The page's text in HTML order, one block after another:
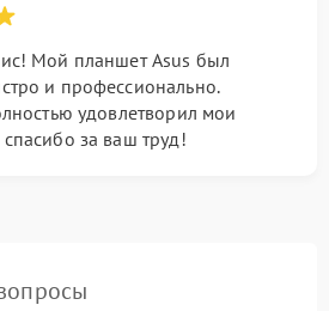
Мой планшет Asus был
и профессионально.
удовлетворил мои
за ваш труд!